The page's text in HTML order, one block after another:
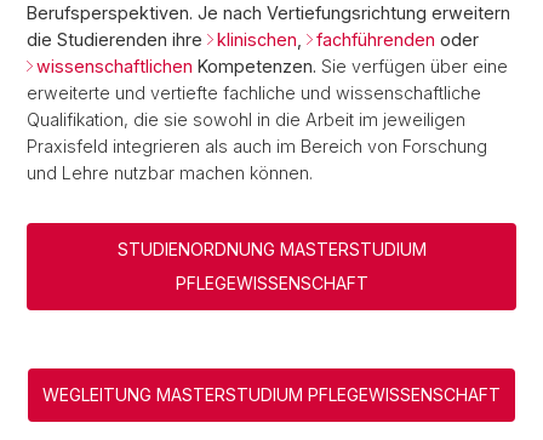
Berufsperspektiven. Je nach Vertiefungsrichtung erweitern
die Studierenden ihre
klinischen fachführenden oder
wissenschaftlichen Kompetenzen. Sie verfügen über eine
erweiterte und vertiefte fachliche und wissenschaftliche
Qualifikation, die sie sowohl in die Arbeit im jeweiligen
Praxisfeld integrieren als auch im Bereich von Forschung
und Lehre nutzbar machen können.
STUDIENORDNUNG MASTERSTUDIUM
PFLEGEWISSENSCHAFT
WEGLEITUNG MASTERSTUDIUM PFLEGEWISSENSCHAFT